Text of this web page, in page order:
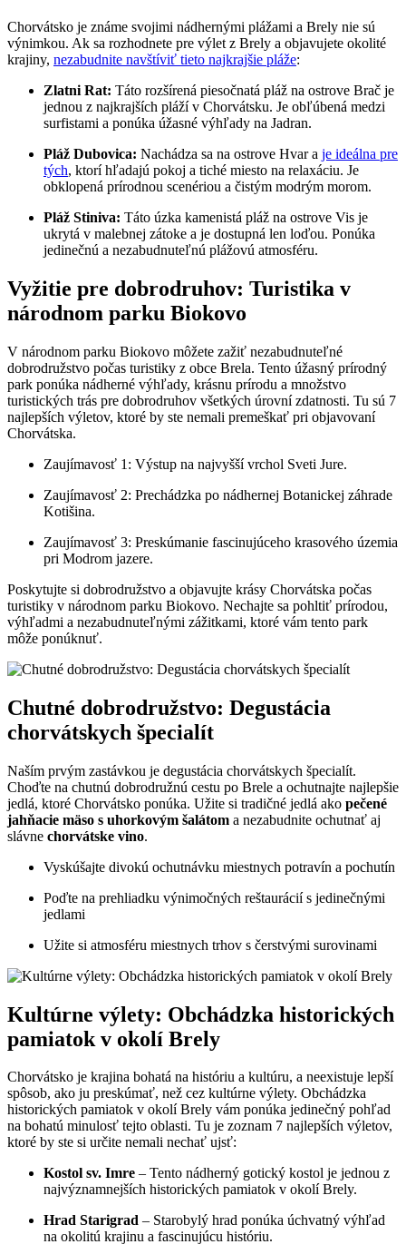
Chorvátsko je známe svojimi nádhernými plážami a Brely nie sú
výnimkou. Ak sa rozhodnete pre výlet z Brely a objavujete okolité
krajiny, nezabudnite navštíviť tieto najkrajšie pláže:
Zlatni Rat: Táto rozšírená piesočnatá pláž na ostrove Brač je
jednou z najkrajších pláží v Chorvátsku. Je obľúbená medzi
surfistami a ponúka úžasné výhľady na Jadran.
Pláž Dubovica: Nachádza sa na ostrove Hvar a je ideálna pre
tých, ktorí hľadajú pokoj a tiché miesto na relaxáciu. Je
obklopená prírodnou scenériou a čistým modrým morom.
Pláž Stiniva: Táto úzka kamenistá pláž na ostrove Vis je
ukrytá v malebnej zátoke a je dostupná len loďou. Ponúka
jedinečnú a nezabudnuteľnú plážovú atmosféru.
Vyžitie pre dobrodruhov: Turistika v
národnom parku Biokovo
V národnom parku Biokovo môžete zažiť nezabudnuteľné
dobrodružstvo počas turistiky z obce Brela. Tento úžasný prírodný
park ponúka nádherné výhľady, krásnu prírodu a množstvo
turistických trás pre dobrodruhov všetkých úrovní zdatnosti. Tu sú 7
najlepších výletov, ktoré by ste nemali premeškať pri objavovaní
Chorvátska.
Zaujímavosť 1: Výstup na najvyšší vrchol Sveti Jure.
Zaujímavosť 2: Prechádzka po nádhernej Botanickej záhrade
Kotišina.
Zaujímavosť 3: Preskúmanie fascinujúceho krasového územia
pri Modrom jazere.
Poskytujte si dobrodružstvo a objavujte krásy Chorvátska počas
turistiky v národnom parku Biokovo. Nechajte sa pohltiť prírodou,
výhľadmi a nezabudnuteľnými zážitkami, ktoré vám tento park
môže ponúknuť.
Chutné dobrodružstvo: Degustácia
chorvátskych špecialít
Naším prvým zastávkou je degustácia chorvátskych špecialít.
Choďte na chutnú dobrodružnú cestu po Brele a ochutnajte najlepšie
jedlá, ktoré Chorvátsko ponúka. Užite si tradičné jedlá ako pečené
jahňacie mäso s uhorkovým šalátom a nezabudnite ochutnať aj
slávne chorvátske vino.
Vyskúšajte divokú ochutnávku miestnych potravín a pochutín
Poďte na prehliadku výnimočných reštaurácií s jedinečnými
jedlami
Užite si atmosféru miestnych trhov s čerstvými surovinami
Kultúrne výlety: Obchádzka historických
pamiatok v okolí Brely
Chorvátsko je krajina bohatá na históriu a kultúru, a neexistuje lepší
spôsob, ako ju preskúmať, než cez kultúrne výlety. Obchádzka
historických pamiatok v okolí Brely vám ponúka jedinečný pohľad
na bohatú minulosť tejto oblasti. Tu je zoznam 7 najlepších výletov,
ktoré by ste si určite nemali nechať ujsť:
Kostol sv. Imre – Tento nádherný gotický kostol je jednou z
najvýznamnejších historických pamiatok v okolí Brely.
Hrad Starigrad – Starobylý hrad ponúka úchvatný výhľad
na okolitú krajinu a fascinujúcu históriu.